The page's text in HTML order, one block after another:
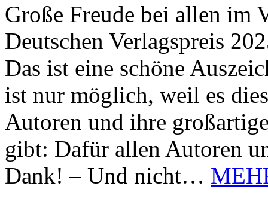
Große Freude bei allen im
Deutschen Verlagspreis
Das ist eine schöne
ist nur möglich, weil es
Autoren und ihre
gibt: Dafür allen Autoren
Dank! – Und nicht…